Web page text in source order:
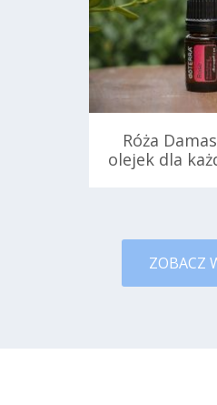
Róża
olejek dla
ZOBACZ